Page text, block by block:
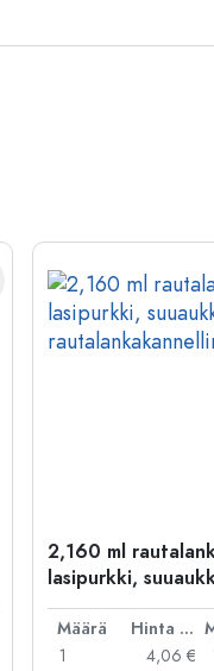
2,160 ml
lasipurkki,
Määrä Hinta per kpl
1
4,06 €